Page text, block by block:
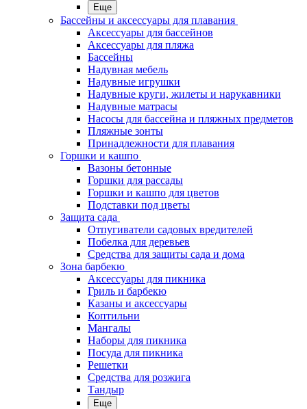
Еще
Бассейны и аксессуары для плавания
Аксессуары для бассейнов
Аксессуары для пляжа
Бассейны
Надувная мебель
Надувные игрушки
Надувные круги, жилеты и нарукавники
Надувные матрасы
Насосы для бассейна и пляжных предметов
Пляжные зонты
Принадлежности для плавания
Горшки и кашпо
Вазоны бетонные
Горшки для рассады
Горшки и кашпо для цветов
Подставки под цветы
Защита сада
Отпугиватели садовых вредителей
Побелка для деревьев
Средства для защиты сада и дома
Зона барбекю
Аксессуары для пикника
Гриль и барбекю
Казаны и аксессуары
Коптильни
Мангалы
Наборы для пикника
Посуда для пикника
Решетки
Средства для розжига
Тандыр
Еще